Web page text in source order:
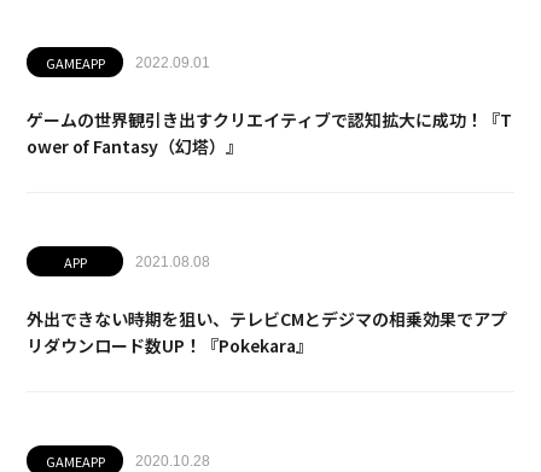
GAMEAPP 2022.09.01
ゲームの世界観引き出すクリエイティブで認知拡大に成功！『T
ower of Fantasy（幻塔）』
APP 2021.08.08
外出できない時期を狙い、テレビCMとデジマの相乗効果でアプ
リダウンロード数UP！『Pokekara』
GAMEAPP 2020.10.28